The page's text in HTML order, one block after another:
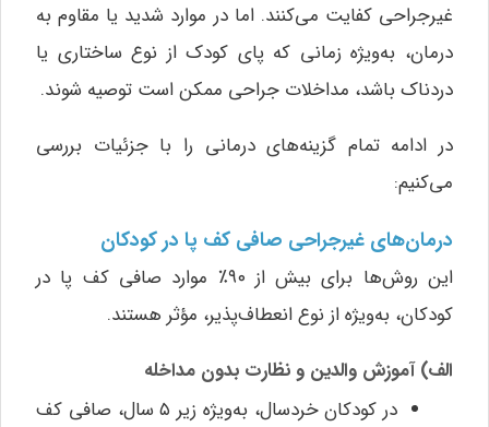
غیرجراحی کفایت می‌کنند. اما در موارد شدید یا مقاوم به
درمان، به‌ویژه زمانی که پای کودک از نوع ساختاری یا
دردناک باشد، مداخلات جراحی ممکن است توصیه شوند.
در ادامه تمام گزینه‌های درمانی را با جزئیات بررسی
می‌کنیم:
درمان‌های غیرجراحی صافی کف پا در کودکان
این روش‌ها برای بیش از ۹۰٪ موارد صافی کف پا در
کودکان، به‌ویژه از نوع انعطاف‌پذیر، مؤثر هستند.
الف) آموزش والدین و نظارت بدون مداخله
در کودکان خردسال، به‌ویژه زیر ۵ سال، صافی کف